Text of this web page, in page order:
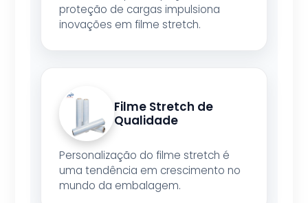
proteção de cargas impulsiona
inovações em filme stretch.
Filme Stretch de
Qualidade
Personalização do filme stretch é
uma tendência em crescimento no
mundo da embalagem.